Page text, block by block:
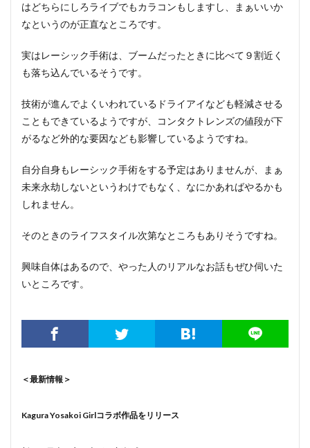
はどちらにしろライブでもカラコンもしますし、まぁいいか
なというのが正直なところです。
実はレーシック手術は、ブームだったときに比べて９割近く
も落ち込んでいるそうです。
技術が進んでよくいわれているドライアイなども軽減させる
こともできているようですが、コンタクトレンズの値段が下
がるなど外的な要因なども影響しているようですね。
自分自身もレーシック手術をする予定はありませんが、まぁ
未来永劫しないというわけでもなく、なにかあればやるかも
しれません。
そのときのライフスタイル次第なところもありそうですね。
興味自体はあるので、やった人のリアルなお話もぜひ伺いた
いところです。
＜最新情報＞
Kagura Yosakoi Girlコラボ作品をリリース